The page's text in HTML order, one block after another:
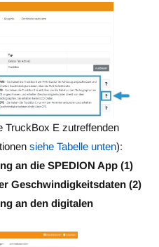
TruckBox E zutreffenden
siehe Tabelle unten):
an die SPEDION App (1)
Geschwindigkeitsdaten (2)
an den digitalen